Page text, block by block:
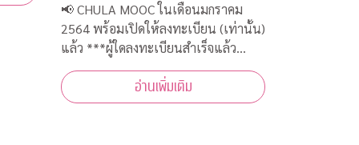
📢 CHULA MOOC ในเดือนมกราคม
2564 พร้อมเปิดให้ลงทะเบียน (เท่านั้น)
แล้ว ***ผู้ใดลงทะเบียนสำเร็จแล้ว
(Enrollment Completed) รบกวนออก
จากเว็บไซต์เพื่อลดปัญหาความหนา
แน่น***
อ่านเพิ่มเติม